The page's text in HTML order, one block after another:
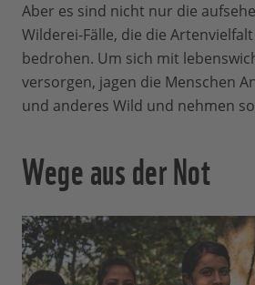
Aber es sind nicht nur die
Wilderei-Fälle, die die
bedrohen. Um sich mit
versorgen, jagen die Menschen
und anderes Wild und nehmen
Wege aus der Not